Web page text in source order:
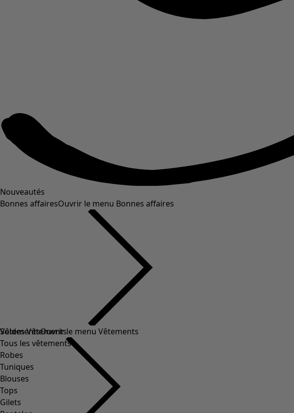
Nouveautés
Bonnes affairesOuvrir le menu Bonnes affaires
Soldes Vêtements
Tous les vêtements
Robes
Tuniques
Blouses
Tops
Gilets
VêtementsOuvrir le menu Vêtements